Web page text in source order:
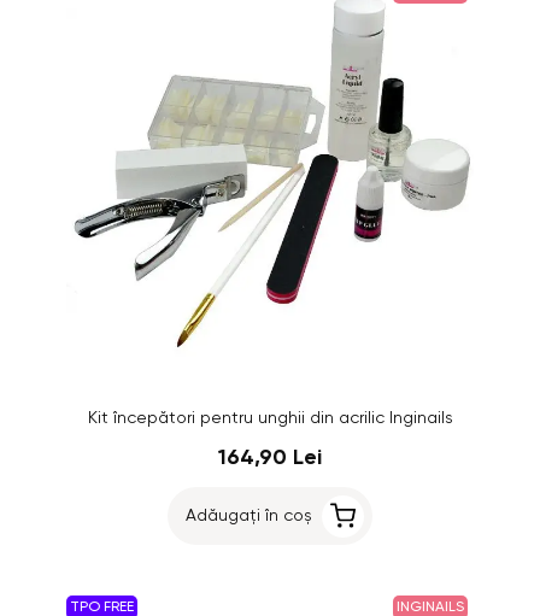
Kit începători pentru unghii din acrilic Inginails
164,90 Lei
Adăugați în coș
TPO FREE INGINAILS